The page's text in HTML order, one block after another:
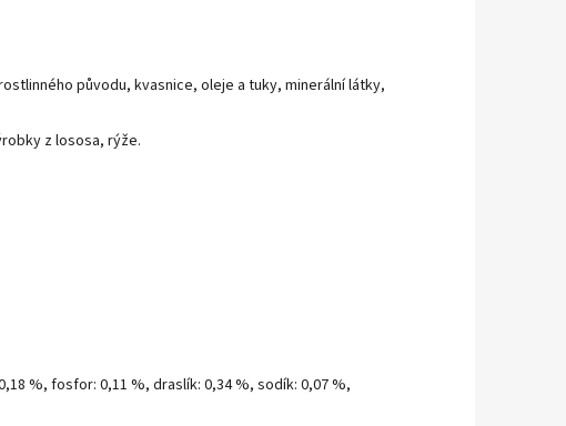
původu, kvasnice, oleje a tuky, minerální látky,
z lososa, rýže.
%, fosfor: 0,11 %, draslík: 0,34 %, sodík: 0,07 %,